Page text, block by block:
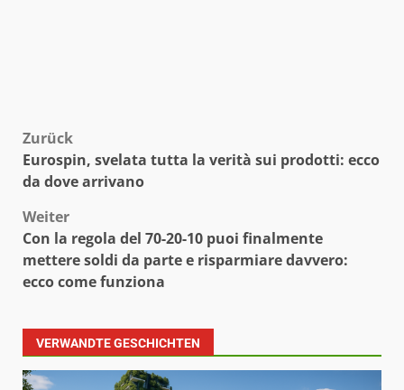
Beitragsnavigation
Zurück
Eurospin, svelata tutta la verità sui prodotti: ecco
da dove arrivano
Weiter
Con la regola del 70-20-10 puoi finalmente
mettere soldi da parte e risparmiare davvero:
ecco come funziona
VERWANDTE GESCHICHTEN